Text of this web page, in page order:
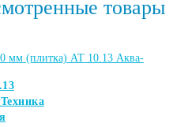
товары
мм (плитка) АТ 10.13 Аква-